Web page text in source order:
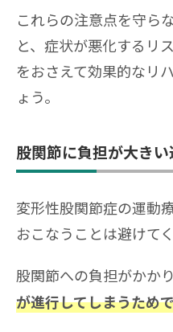
これらの注意点を守ら
と、症状が悪化するリ
をおさえて効果的なリ
ょう。
股関節に負担が大き
変形性股関節症の運動
おこなうことは避けて
股関節への負担がかかり
が進行してしまうため